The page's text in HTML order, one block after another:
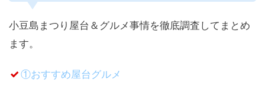
小豆島まつり屋台＆グルメ事情を徹底調査してまとめ
ます。
①おすすめ屋台グルメ